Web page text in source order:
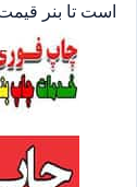
است تا بنر